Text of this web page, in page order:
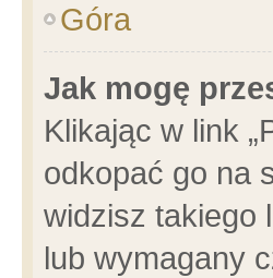
Góra
Jak mogę
Klikając w link
odkopać go na
widzisz takiego
lub wymagany